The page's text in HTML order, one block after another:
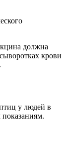
должна
крови
у людей в
показаниям.